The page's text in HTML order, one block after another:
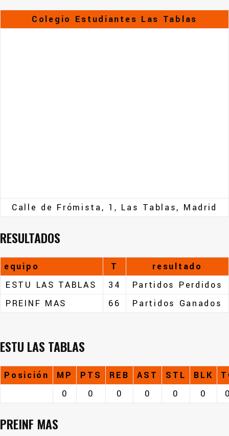
Colegio Estudiantes Las Tablas
Calle de Frómista, 1, Las Tablas, Madrid
RESULTADOS
equipo T
resultado
ESTU LAS TABLAS
34
Partidos Perdidos
PREINF MAS
66 Partidos Ganados
ESTU LAS TABLAS
Posición MP PTS REB AST STL BLK
0
0 0 0 0 0
PREINF MAS